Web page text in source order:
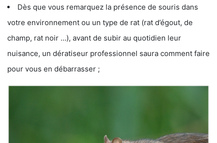
Dès que vous remarquez la présence de souris dans
votre environnement ou un type de rat (rat d’égout, de
champ, rat noir …), avant de subir au quotidien leur
nuisance, un dératiseur professionnel saura comment faire
pour vous en débarrasser ;